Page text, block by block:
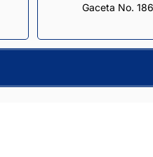
Gaceta No.